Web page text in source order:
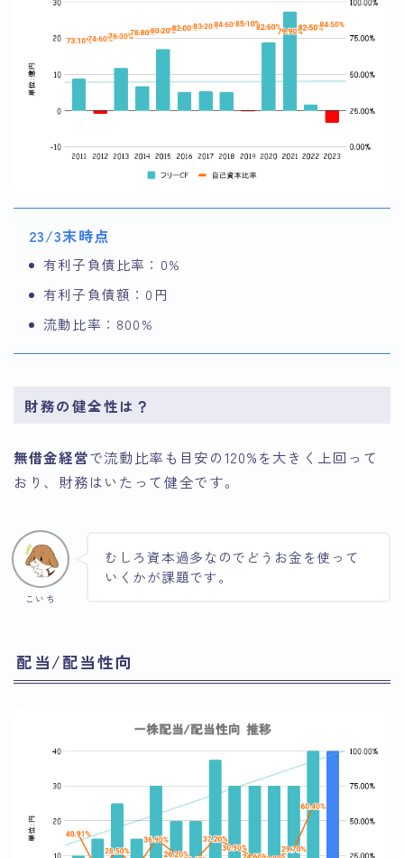
23/3末時点
有利子負債比率：0%
有利子負債額：0円
流動比率：800%
財務の健全性は？
無借金経営で流動比率も目安の120%を大きく上回って
おり、財務はいたって健全です。
こいち
むしろ資本過多なのでどうお金を使って
いくかが課題です。
配当/配当性向